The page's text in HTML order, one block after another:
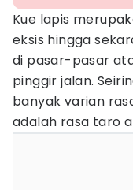
Kue lapis
eksis hingga
di pasar-pasar
pinggir jalan.
banyak varian
adalah rasa taro